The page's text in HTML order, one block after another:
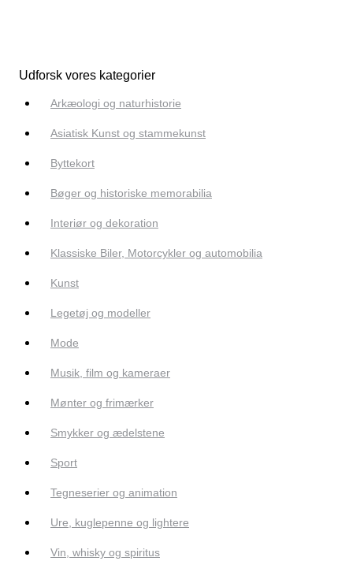
Udforsk vores kategorier
Arkæologi og naturhistorie
Asiatisk Kunst og stammekunst
Byttekort
Bøger og historiske memorabilia
Interiør og dekoration
Klassiske Biler, Motorcykler og automobilia
Kunst
Legetøj og modeller
Mode
Musik, film og kameraer
Mønter og frimærker
Smykker og ædelstene
Sport
Tegneserier og animation
Ure, kuglepenne og lightere
Vin, whisky og spiritus